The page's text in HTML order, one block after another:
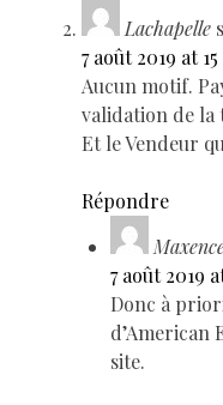
Lachapelle
7 août 2019 at
Aucun motif.
validation de la
Et le Vendeur
Répondre
7 août 2019
Donc à
d’American
site.